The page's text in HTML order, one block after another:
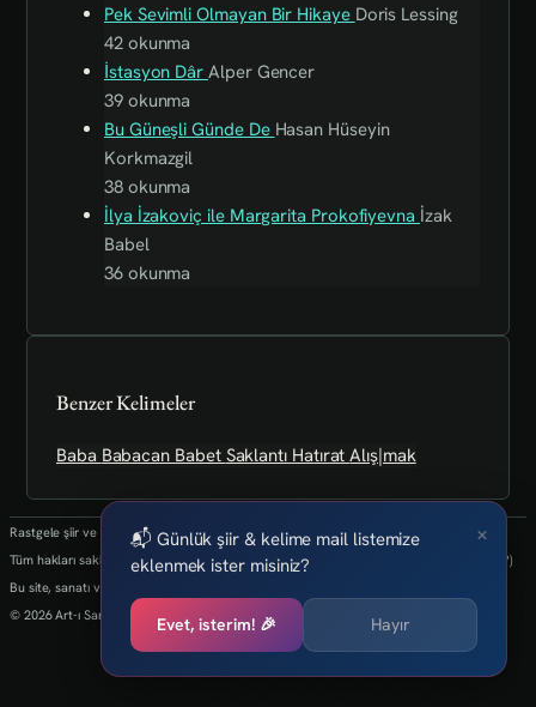
Pek Sevimli Olmayan Bir Hikaye Doris Lessing
42 okunma
İstasyon DârAlper Gencer
39 okunma
Bu Güneşli Günde De Hasan Hüseyin
Korkmazgil
38 okunma
İlya İzakoviç ile Margarita Prokofiyevna İzak
Babel
36 okunma
Benzer Kelimeler
Baba Babacan Babet Saklantı HatıratAlış|mak
Rastgele şiir ve kelimeler her 24 saatte bir yenilenmektedir.
Tüm hakları saklıdır.(biz kaybettik bulan varsa info@art-isanat.com.tr'ye mail atabilir mi?)
Bu site, sanatı ve yaratıcılığı dijital dünyaya taşıma arzusu ile kurulmuştur.
© 2026 Art-ı Sanat
×
📬 Günlük şiir & kelime mail listemize
eklenmek ister misiniz?
Evet, isterim! 🎉 Hayır